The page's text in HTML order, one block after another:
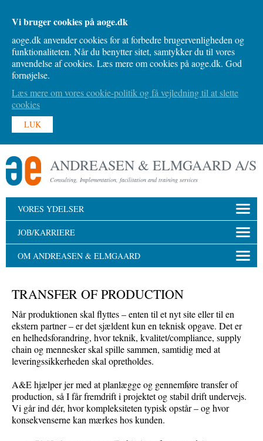
Vi bruger cookies på aoge.dk
aoge.dk anvender cookies for at forbedre brugervenligheden og
funktionaliteten. Når du benytter sitet, samtykker du til vores
anvendelse af cookies. Læs mere om cookies på aoge.dk. God
fornøjelse.
Læs mere om vores cookie-politik og få vejledning til at slette
cookies
LUK
ANDREASEN & ELMGAARD A/S
Consulting, Implementation, facilitation and training services
VORES YDELSER
JOB/KARRIERE
OM ANDREASEN & ELMGAARD
TRANSFER OF PRODUCTION
Når produktionen skal flyttes – enten til et nyt site eller til en
ekstern partner – er det sjældent kun en teknisk opgave. Det er
en helhedsforandring, hvor teknik, kvalitet/compliance, supply
chain og mennesker skal spille sammen, samtidig med at
leveringssikkerheden skal opretholdes.
A&E hjælper jer med at planlægge og gennemføre transfer of
production, så I får fremdrift i projektet og stabil drift undervejs.
Vi går ind dér, hvor kompleksiteten typisk opstår – og hvor
konsekvenserne kan mærkes hos kunden.